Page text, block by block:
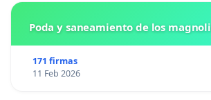
Poda y saneamiento de los
171 firmas
11 Feb 2026